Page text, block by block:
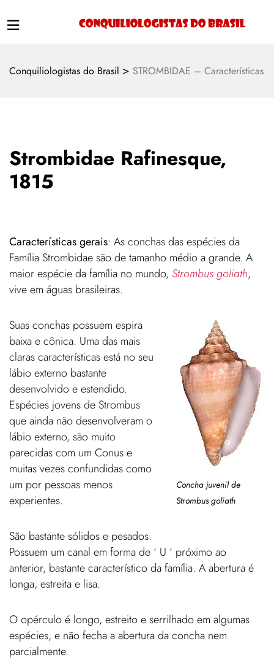
Conquiliologistas do Brasil > STROMBIDAE – Características
Strombidae Rafinesque,
1815
Características gerais: As conchas das espécies da
Família Strombidae são de tamanho médio a grande. A
maior espécie da família no mundo, Strombus goliath,
vive em águas brasileiras.
Concha juvenil de
Strombus goliath
Suas conchas possuem espira
baixa e cônica. Uma das mais
claras características está no seu
lábio externo bastante
desenvolvido e estendido.
Espécies jovens de Strombus
que ainda não desenvolveram o
lábio externo, são muito
parecidas com um Conus e
muitas vezes confundidas como
um por pessoas menos
experientes.
São bastante sólidos e pesados.
Possuem um canal em forma de ‘ U ‘ próximo ao
anterior, bastante característico da família. A abertura é
longa, estreita e lisa.
O opérculo é longo, estreito e serrilhado em algumas
espécies, e não fecha a abertura da concha nem
parcialmente.